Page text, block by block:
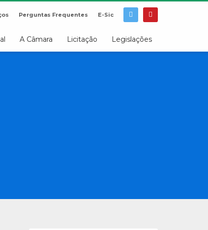
Perguntas Frequentes E-Sic
A Câmara Licitação Legislações